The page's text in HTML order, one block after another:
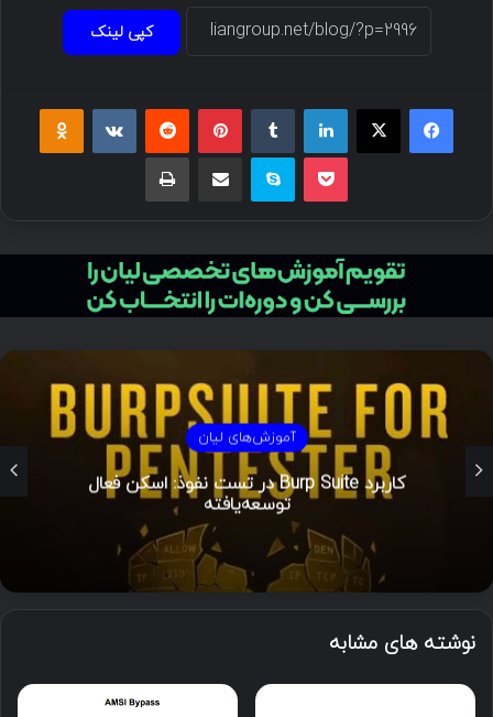
کپی لینک
فیسبوک ایکس لینکداین پینتریست
پاکت اسکایپ چاپ
آموزش‌های لیان
کاربرد Burp Suite در تست نفوذ: اسکن فعال
توسعه‌یافته
نوشته های مشابه